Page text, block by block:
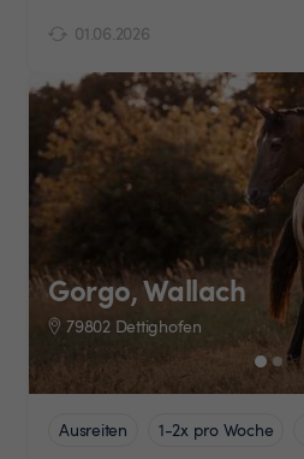
01.06.2026
Gorgo, Wallach
79802 Dettighofen
Ausreiten 1-2x pro Woche